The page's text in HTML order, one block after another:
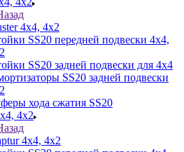
4х4, 4x2
SS20 передней подвески 4х4,
SS20 задней подвески для 4х4
SS20 задней подвески
хода сжатия SS20
4х2
4х4, 4х2